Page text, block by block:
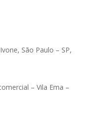
São Paulo – SP,
– Vila Ema –